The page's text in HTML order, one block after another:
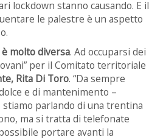
lockdown stanno causando. E il
le palestre è un aspetto
molto diversa. Ad occuparsi dei
per il Comitato territoriale
Rita Di Toro. “Da sempre
e di mantenimento –
stiamo parlando di una trentina
ma si tratta di telefonate
portare avanti la